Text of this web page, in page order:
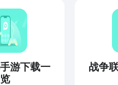
游下载一
览
战争